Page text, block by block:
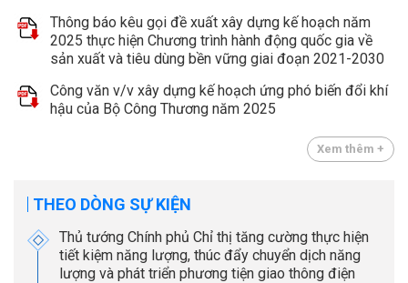
Thông báo kêu gọi đề xuất xây dựng kế hoạch năm
2025 thực hiện Chương trình hành động quốc gia về
sản xuất và tiêu dùng bền vững giai đoạn 2021-2030
Công văn v/v xây dựng kế hoạch ứng phó biến đổi khí
hậu của Bộ Công Thương năm 2025
Xem thêm +
THEO DÒNG SỰ KIỆN
Thủ tướng Chính phủ Chỉ thị tăng cường thực hiện
tiết kiệm năng lượng, thúc đẩy chuyển dịch năng
lượng và phát triển phương tiện giao thông điện